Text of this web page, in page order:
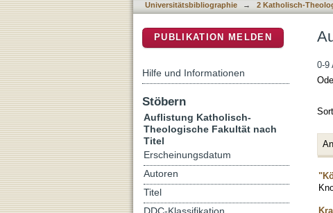
Universitätsbibliographie → 2 Katholisch-
0-9
PUBLIKATION MELDEN
Hilfe und Informationen
Stöbern
Auflistung Katholisch-
Theologische Fakultät nach
Titel
Erscheinungsdatum
Autoren
Titel